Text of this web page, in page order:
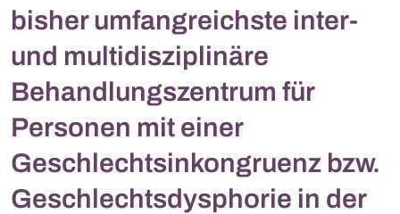
bisher umfangreichste inter-
und multidisziplinäre
Behandlungszentrum für
Personen mit einer
Geschlechtsinkongruenz bzw.
Geschlechtsdysphorie in der